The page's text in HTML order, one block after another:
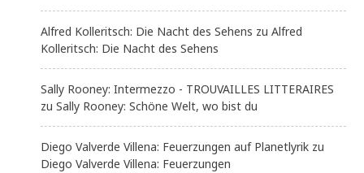
Alfred Kolleritsch: Die Nacht des Sehens zuAlfred
Kolleritsch: Die Nacht des Sehens
Sally Rooney: Intermezzo - TROUVAILLES LITTERAIRES
zuSally Rooney: Schöne Welt, wo bist du
Diego Valverde Villena: Feuerzungen auf Planetlyrik zu
Diego Valverde Villena: Feuerzungen